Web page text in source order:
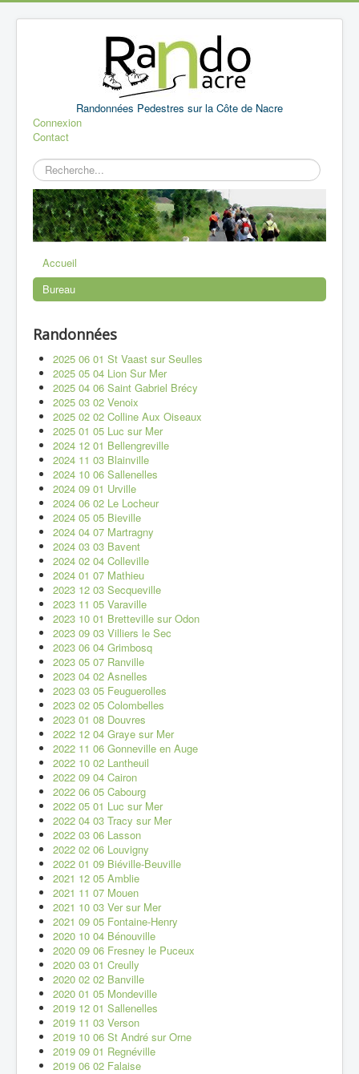
Randonnées Pedestres sur la Côte de Nacre
Connexion
Contact
Rechercher
Accueil
Bureau
Randonnées
2025 06 01 St Vaast sur Seulles
2025 05 04 Lion Sur Mer
2025 04 06 Saint Gabriel Brécy
2025 03 02 Venoix
2025 02 02 Colline Aux Oiseaux
2025 01 05 Luc sur Mer
2024 12 01 Bellengreville
2024 11 03 Blainville
2024 10 06 Sallenelles
2024 09 01 Urville
2024 06 02 Le Locheur
2024 05 05 Bieville
2024 04 07 Martragny
2024 03 03 Bavent
2024 02 04 Colleville
2024 01 07 Mathieu
2023 12 03 Secqueville
2023 11 05 Varaville
2023 10 01 Bretteville sur Odon
2023 09 03 Villiers le Sec
2023 06 04 Grimbosq
2023 05 07 Ranville
2023 04 02 Asnelles
2023 03 05 Feuguerolles
2023 02 05 Colombelles
2023 01 08 Douvres
2022 12 04 Graye sur Mer
2022 11 06 Gonneville en Auge
2022 10 02 Lantheuil
2022 09 04 Cairon
2022 06 05 Cabourg
2022 05 01 Luc sur Mer
2022 04 03 Tracy sur Mer
2022 03 06 Lasson
2022 02 06 Louvigny
2022 01 09 Biéville-Beuville
2021 12 05 Amblie
2021 11 07 Mouen
2021 10 03 Ver sur Mer
2021 09 05 Fontaine-Henry
2020 10 04 Bénouville
2020 09 06 Fresney le Puceux
2020 03 01 Creully
2020 02 02 Banville
2020 01 05 Mondeville
2019 12 01 Sallenelles
2019 11 03 Verson
2019 10 06 St André sur Orne
2019 09 01 Regnéville
2019 06 02 Falaise